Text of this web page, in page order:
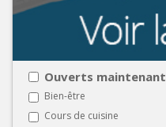
Ouverts maintenant
Bien-être
Cours de cuisine